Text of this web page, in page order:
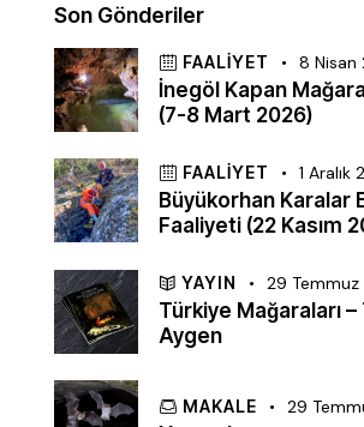
Son Gönderiler
FAALIYET 8 Nisan
İnegöl Kapan
(7-8 Mart 2026)
FAALIYET 1 Aralık
Büyükorhan Karalar
Faaliyeti (22 Kasım
YAYIN 29
Türkiye Mağaraları
Aygen
MAKALE 29